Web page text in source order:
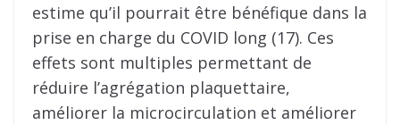
estime qu’il pourrait être bénéfique dans la
prise en charge du COVID long (17). Ces
effets sont multiples permettant de
réduire l’agrégation plaquettaire,
améliorer la microcirculation et améliorer